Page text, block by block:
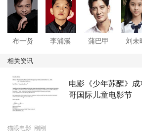
布一贤 李浦溪 蒲巴甲 刘未
相关资讯
电影《少年苏醒》
哥国际儿童电影节
猫眼电影 刚刚